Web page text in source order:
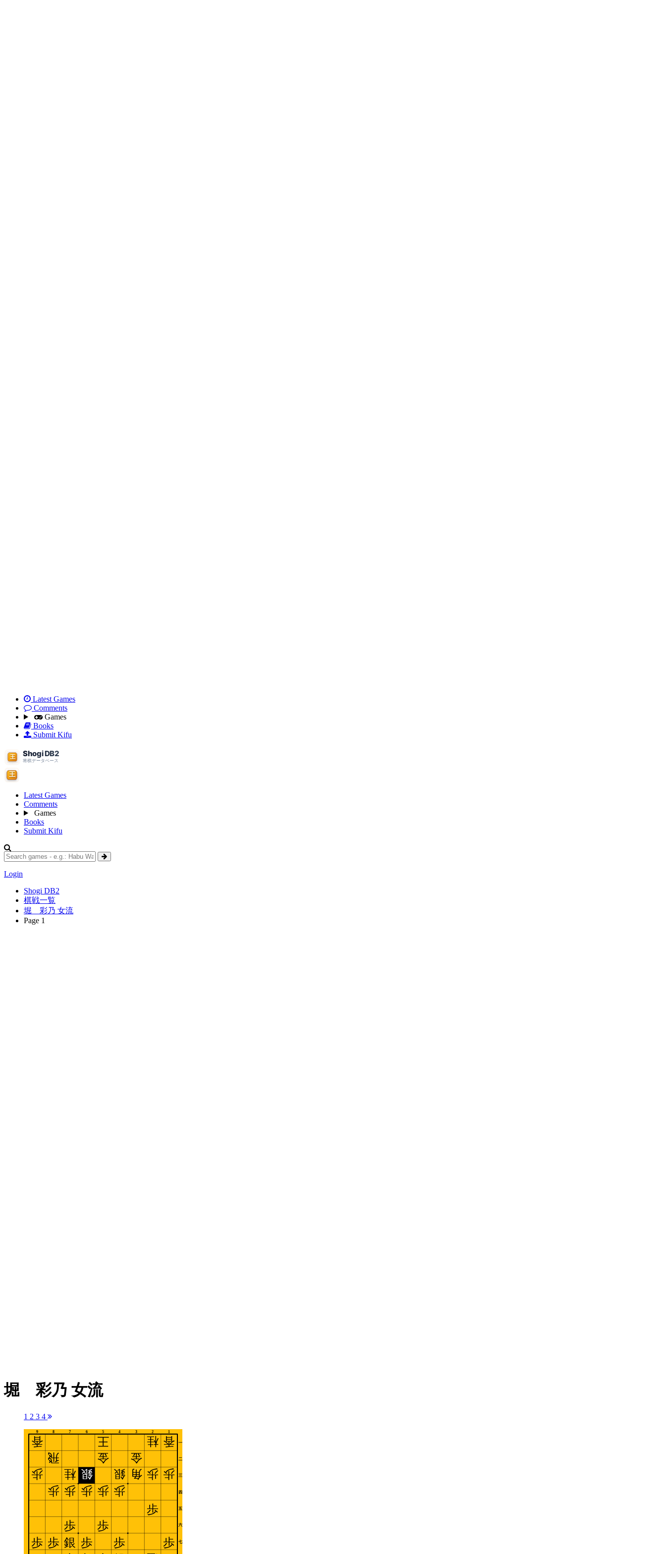
Latest Games
Comments
Games
Books
Submit Kifu
Latest Games
Comments
Games
Books
Submit Kifu
Login
Shogi DB2
棋戦一覧
堀 彩乃 女流
Page 1
堀 彩乃 女流
1 2 3 4